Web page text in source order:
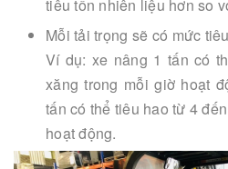
tiêu tốn nhiên liệu hơn so
Mỗi tải trọng sẽ có mức
Ví dụ: xe nâng 1 tấn có
xăng trong mỗi giờ hoạt
tấn có thể tiêu hao từ 4
hoạt động.